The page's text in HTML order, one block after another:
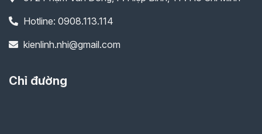
Hotline: 0908.113.114
kienlinh.nhi@gmail.com
Chỉ đường